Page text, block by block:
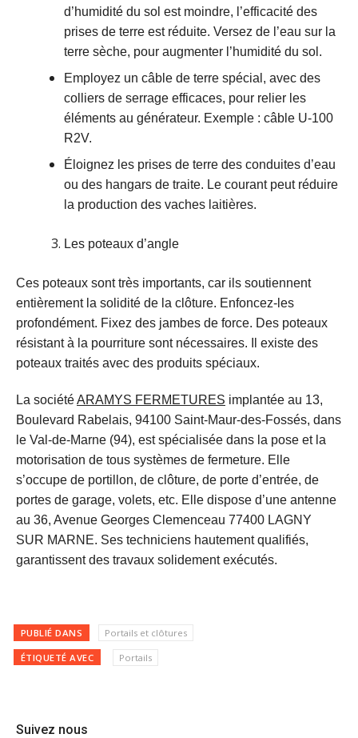
d’humidité du sol est moindre, l’efficacité des
prises de terre est réduite. Versez de l’eau sur la
terre sèche, pour augmenter l’humidité du sol.
Employez un câble de terre spécial, avec des
colliers de serrage efficaces, pour relier les
éléments au générateur. Exemple : câble U-100
R2V.
Éloignez les prises de terre des conduites d’eau
ou des hangars de traite. Le courant peut réduire
la production des vaches laitières.
Les poteaux d’angle
Ces poteaux sont très importants, car ils soutiennent
entièrement la solidité de la clôture. Enfoncez-les
profondément. Fixez des jambes de force. Des poteaux
résistant à la pourriture sont nécessaires. Il existe des
poteaux traités avec des produits spéciaux.
La sociétéARAMYS FERMETURES implantée au 13,
Boulevard Rabelais, 94100 Saint-Maur-des-Fossés, dans
le Val-de-Marne (94), est spécialisée dans la pose et la
motorisation de tous systèmes de fermeture. Elle
s’occupe de portillon, de clôture, de porte d’entrée, de
portes de garage, volets, etc. Elle dispose d’une antenne
au 36, Avenue Georges Clemenceau 77400 LAGNY
SUR MARNE. Ses techniciens hautement qualifiés,
garantissent des travaux solidement exécutés.
PUBLIÉ DANS Portails et clôtures
ÉTIQUETÉ AVEC Portails
Suivez nous